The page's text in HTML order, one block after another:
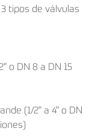
tipos de válvulas
o DN 8 a DN 15
(1/2" a 4" o DN